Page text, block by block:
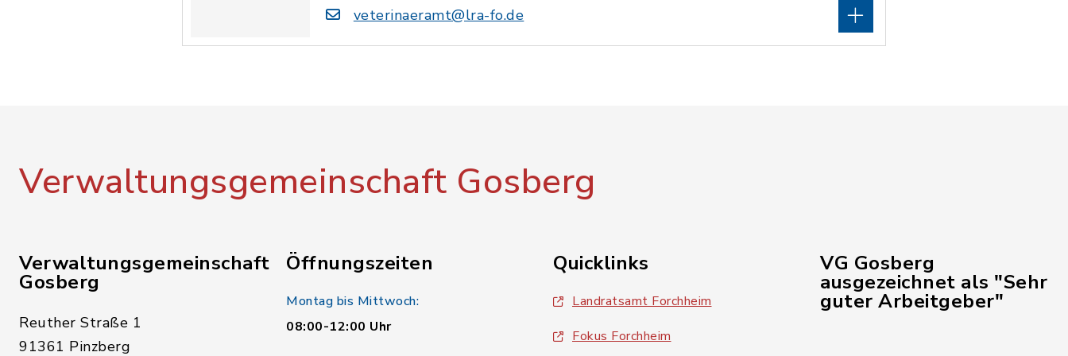
veterinaeramt@lra-fo.de
Verwaltungsgemeinschaft Gosberg
Verwaltungsgemeinschaft
Gosberg
Reuther Straße 1
91361 Pinzberg
Öffnungszeiten
Montag bis Mittwoch:
08:00-12:00 Uhr
Quicklinks
Landratsamt Forchheim
Fokus Forchheim
VG Gosberg
ausgezeichnet als "Sehr
guter Arbeitgeber"